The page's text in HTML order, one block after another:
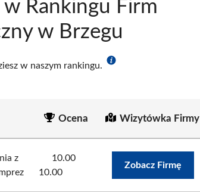
Rankingu Firm
w Brzegu
w naszym rankingu.
Ocena Wizytówka Firmy
z
10.00
10.00
Zobacz Firmę